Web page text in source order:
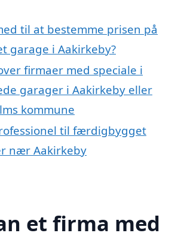
til at bestemme prisen på
garage i Aakirkeby?
firmaer med speciale i
garager i Aakirkeby eller
kommune
til færdigbygget
nær Aakirkeby
et firma med